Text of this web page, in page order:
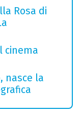
Rosa di
cinema
nasce la